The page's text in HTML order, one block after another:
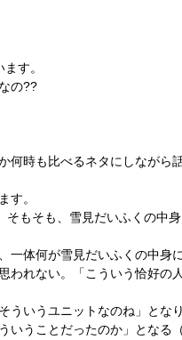
す。
の??
時も比べるネタにしながら
す。
もそも、雪見だいふくの中
体何が雪見だいふくの中身
われない。「こういう恰好の
いうユニットなのね」とな
うことだったのか」となる